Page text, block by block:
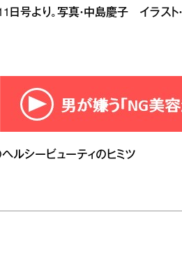
日号より。写真・中島慶子 イラ
ルシービューティのヒミツ